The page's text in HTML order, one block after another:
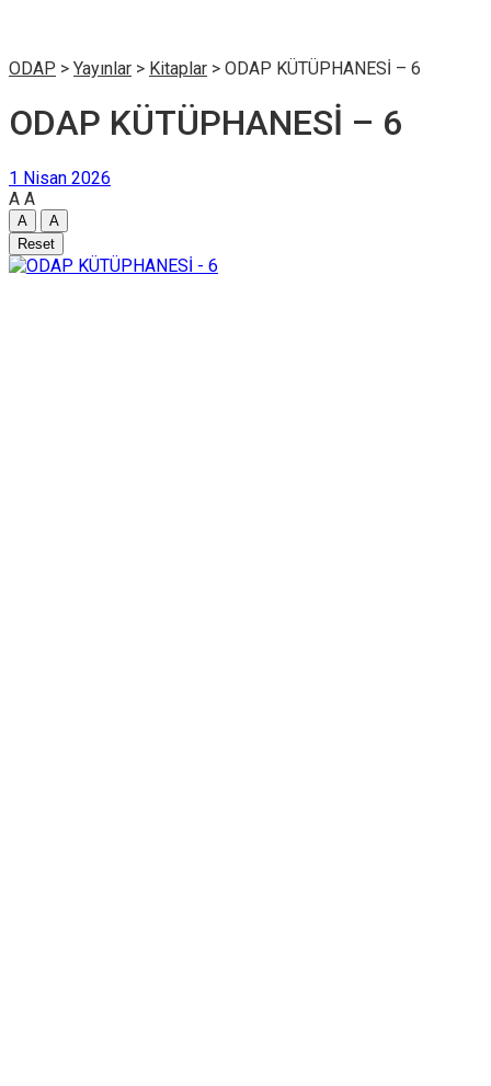
ODAP > Yayınlar > Kitaplar > ODAP KÜTÜPHANESİ – 6
ODAP KÜTÜPHANESİ – 6
1 Nisan 2026
A A
A
A
Reset